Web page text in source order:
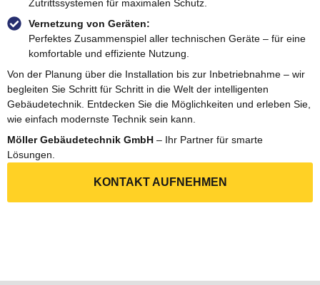
Zutrittssystemen für maximalen Schutz.
Vernetzung von Geräten:
Perfektes Zusammenspiel aller technischen Geräte – für eine
komfortable und effiziente Nutzung.
Von der Planung über die Installation bis zur Inbetriebnahme – wir
begleiten Sie Schritt für Schritt in die Welt der intelligenten
Gebäudetechnik. Entdecken Sie die Möglichkeiten und erleben Sie,
wie einfach modernste Technik sein kann.
Möller Gebäudetechnik GmbH – Ihr Partner für smarte
Lösungen.
KONTAKT AUFNEHMEN